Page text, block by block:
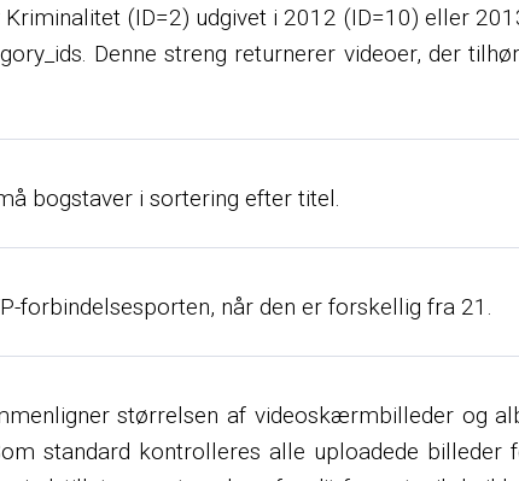
(ID=2) udgivet i 2012 (ID=10) eller
Denne streng returnerer videoer, der
bogstaver i sortering efter titel.
forbindelsesporten, når den er forskellig fra 21.
størrelsen af ​​videoskærmbilleder og
standard kontrolleres alle uploadede